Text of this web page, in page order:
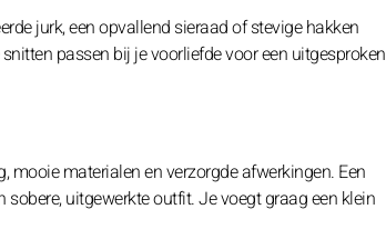
jurk, een opvallend sieraad of stevige hakken
passen bij je voorliefde voor een uitgesproken
mooie materialen en verzorgde afwerkingen. Een
uitgewerkte outfit. Je voegt graag een klein